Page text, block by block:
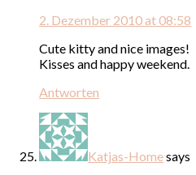
2. Dezember 2010 at 08:58
Cute kitty and nice images!
Kisses and happy weekend.
Antworten
Katjas-Homesays